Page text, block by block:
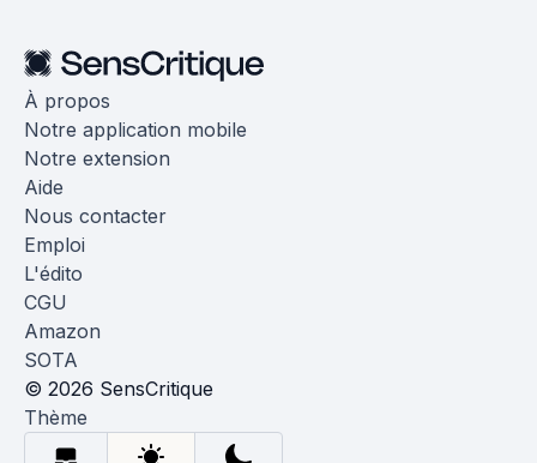
À propos
Notre application mobile
Notre extension
Aide
Nous contacter
Emploi
L'édito
CGU
Amazon
SOTA
© 2026 SensCritique
Thème